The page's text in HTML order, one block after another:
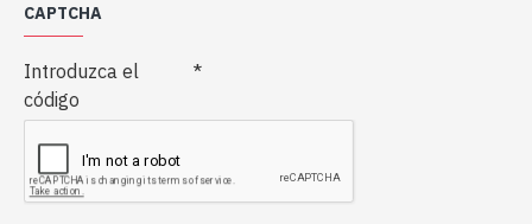
CAPTCHA
Introduzca el
código